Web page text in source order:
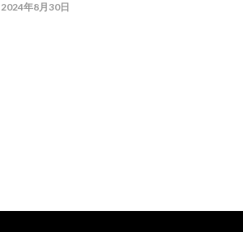
2024年8月30日